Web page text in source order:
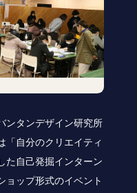
ンタンデザイン研究所
「自分のクリエイティ
た自己発掘インターン
ョップ形式のイベント